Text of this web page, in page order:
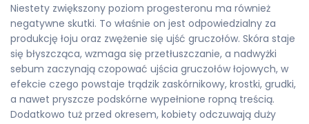
Niestety zwiększony poziom progesteronu ma również
negatywne skutki. To właśnie on jest odpowiedzialny za
produkcję łoju oraz zwężenie się ujść gruczołów. Skóra staje
się błyszcząca, wzmaga się przetłuszczanie, a nadwyżki
sebum zaczynają czopować ujścia gruczołów łojowych, w
efekcie czego powstaje trądzik zaskórnikowy, krostki, grudki,
a nawet pryszcze podskórne wypełnione ropną treścią.
Dodatkowo tuż przed okresem, kobiety odczuwają duży